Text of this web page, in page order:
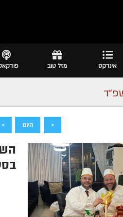
אינדקס מזל טוב
< היום >
הרה"ח אליעזר דניאל מיירס
תשע"ה